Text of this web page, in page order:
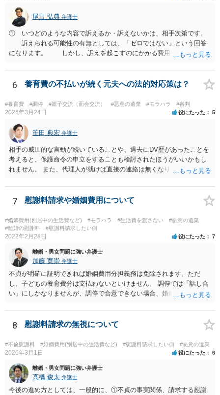
尾畠 弘典 弁護士
① いつどのような内容で訴えるか・訴えないかは、相手次第です。
訴えられる可能性の有無としては、「ゼロではない」という回答
になります。 しかし、訴えを起こすのにかかる費用や手間を考え
能力がない状況で作成した場合などは、無効になったり取り消された
りする可能性があります。しかし、法的には無効や取消しを主張する
ハードルはとても高いです。お聞きする限り、今回のケースでは無効
や取消しとなるような事情はないと思われます。 ③ 公正証書を作成
するには、公正証書を作成すること自体の双方の合意と相互の協力
ります）と、合意内容について双方の了承が必要です。 現状では相
手方と合意を経るのは、難しいのではないでしょうか。 作成済みの
協議書に記載された養育費の金額が法的にみて低すぎる場合は、養育
費増額を求める調停を提起するのがお勧めです。 調停で話し合いが
まとまらなければ、審判といって、それぞれの収入をもとに裁判所が
押えが考えられます。）することが可能です。 作成済みの協議書
行することができないという状況です。 ④ まず、現状からすれば公
正証書の作成の依頼ではなく、依頼を受けるとすれば養育費増額の調
停だと思います。 弁護士費用は自由化されており、弁護士ごとに
異なりますが、依頼時に２０～３０万円程度、増額が実現できた場合
には増額できた金額の●％という形で報酬を設定している場合が多いと
思います。 調停や審判によって、養育費が現状と比べて増減額し
得るのは③で説明したとおりです。 ⑤ 養育費の増額を求めることが
できる可能性があるのは③で説明したとおりです。 違反の内容次
第ではありますが、迷惑行為の停止を求めたり、賠償を求める訴訟と
いうものも、一応考えられないではありません。 ただし、訴訟を
起こすにも相応の費用と時間がかかります。 たとえば養育費の増
額調停を依頼して、併せて弁護士から相手に迷惑行為をやめるよう通
6 養育費の不払いが続く元夫への法的対応策は？
#養育費 #調停 #親子交流（面会交流） #悪意の遺棄 #モラハラ #審判
2026年3月24日 役にたった 5
笹田 典宏 弁護士
相手の威圧的な言動が続いていることや、過去にDV歴があったことを
考えると、保護命令の申立をすることも検討されたほうがいいかもし
れません。 また、代理人が就けば直接の連絡は無くなりますので、ご
やりとりが相当ご心労になっていると見受けられますので、一度弁護
士や行政の相談窓口にご相談されることをお勧め致します。
7 慰謝料請求や婚姻費用について
#婚姻費用(別居中の生活費など) #モラハラ #生活費を渡さない
#悪意の遺棄
#離婚の慰謝料
#慰謝料請求したい側
2022年2月28日 役にたった 7
離婚・男女問題に強い弁護士
加藤 寛崇 弁護士
不貞が明確に証明できれば婚姻費用分担義務は免除されます。ただ
し、子どもの養育費分は支払わないといけません。 調停では「話し合
い」にしかなりませんが、調停で合意できない場合、婚姻費用につい
いといけません。 慰謝料は調停では相手が応じないと決められないの
で、訴訟を起こした裁判でしか（合意できない限り）請求できませ
8 慰謝料請求の無視について
#不倫慰謝料 #婚姻費用(別居中の生活費など) #慰謝料請求したい側 #悪意の遺棄
2026年3月1日 役にたった 6
離婚・男女問題に強い弁護士
髙橋 俊太 弁護士
今後の進め方としては、一般的に、①不貞の事実関係、請求する慰謝